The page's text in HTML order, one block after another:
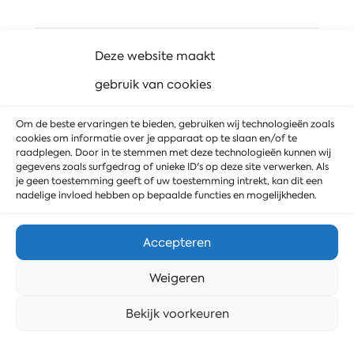
Deze website maakt
gebruik van cookies
Om de beste ervaringen te bieden, gebruiken wij technologieën zoals
cookies om informatie over je apparaat op te slaan en/of te
raadplegen. Door in te stemmen met deze technologieën kunnen wij
gegevens zoals surfgedrag of unieke ID's op deze site verwerken. Als
je geen toestemming geeft of uw toestemming intrekt, kan dit een
nadelige invloed hebben op bepaalde functies en mogelijkheden.
Accepteren
Weigeren
Bekijk voorkeuren
Partners
Stuur ons een bericht